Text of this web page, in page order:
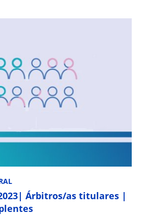
Árbitros/as titulares |